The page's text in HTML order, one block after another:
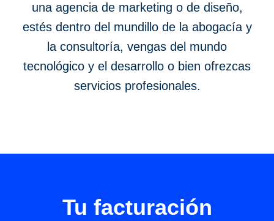
una agencia de marketing o de diseño,
estés dentro del mundillo de la abogacía y
la consultoría, vengas del mundo
tecnológico y el desarrollo o bien ofrezcas
servicios profesionales.
Tu facturación